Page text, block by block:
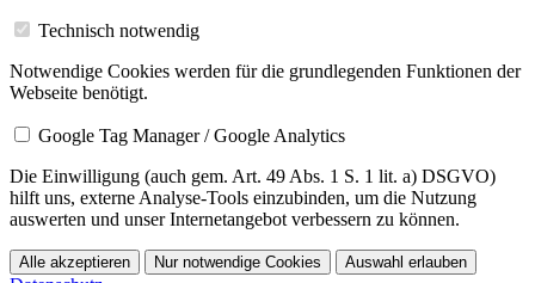
Technisch notwendig
Notwendige Cookies werden für die grundlegenden Funktionen der
Webseite benötigt.
Google Tag Manager / Google Analytics
Die Einwilligung (auch gem. Art. 49 Abs. 1 S. 1 lit. a) DSGVO)
hilft uns, externe Analyse-Tools einzubinden, um die Nutzung
auswerten und unser Internetangebot verbessern zu können.
Alle akzeptieren Nur notwendige Cookies Auswahl erlauben